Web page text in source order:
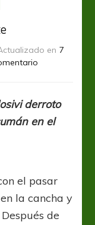
en 7
Comandante
derroto
en el
el pasar
la cancha y
Después de